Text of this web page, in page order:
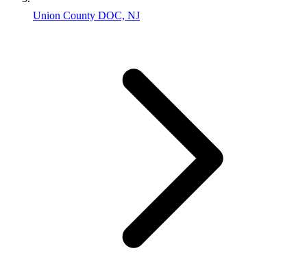
Union County DOC, NJ